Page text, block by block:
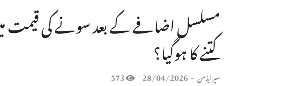
مسلسل اضافے کے بعد سونے کی قیمت میں
کتنے کا ہوگیا؟
سپر ایڈمن -
28/04/2026